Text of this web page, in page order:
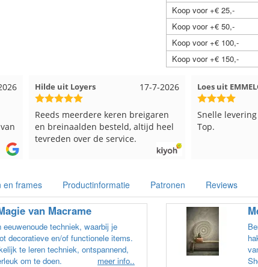
Koop voor +€ 25,-
Koop voor +€ 50,-
Koop voor +€ 100,-
Koop voor +€ 150,-
12-7-2026
Loes uit EMMELOORD
Snelle levering en keurig verpakt.
Top.
Nell uit
Goed verpakt
en frames Productinformatie Patronen Reviews
van Macrame
eeuwenoude techniek, waarbij je
decoratieve en/of functionele items.
te leren techniek, ontspannend,
om te doen.
meer info..